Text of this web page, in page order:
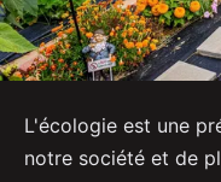
L'écologie est une
notre société et de